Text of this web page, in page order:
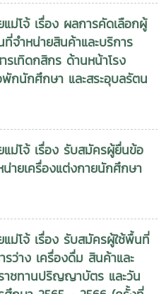
ม่โจ้ เรื่อง ผลการคัดเลือกผู้
จำหน่ายสินค้าและบริการ
รเทิดกสิกร ด้านหน้าโรง
กนักศึกษา และสระอุบลรัตน
แม่โจ้ เรื่อง รับสมัครผู้ยื่นข้อ
น่ายเครื่องแต่งกายนักศึกษา
แม่โจ้ เรื่อง รับสมัครผู้ใช้พื้นที่
รว่าง เครื่องดื่ม สินค้าและ
าชทานปริญญาบัตร และวัน